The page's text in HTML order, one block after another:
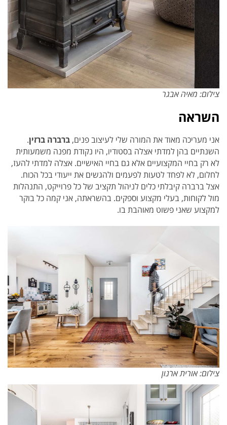
צילום: מאיה אבגר
השראה
אני מעריכה מאוד את המורה שלי לעיצוב פנים, ברברה ברזין.
השנתיים בהן למדתי אצלה בסטודיו, היו נקודת מפנה משמעותית
לא רק בחיי המקצועיים אלא גם בחיי האישיים. אצלה למדתי להעז,
לחלום, לא לפחד לטעות לפעמים ולהגשים את ייעודי בכל הכוח.
אצל ברברה קיבלתי כלים לניהול תקציב של כל פרוייקט, התנהלות
מול לקוחות, בעלי מקצוע וספקים. בהשראתה, אני קמה כל בוקר
למקצוע שאני פשוט מאוהבת בו.
צילום: אורית ארנון